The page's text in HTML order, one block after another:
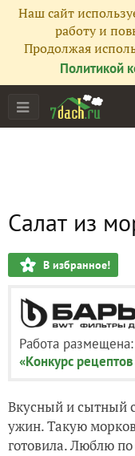
Наш сайт
работу и
Продолжая
Политикой
Салат из
В избранное!
Работа размещена:
«Конкурс
Вкусный и сытный
ужин. Такую
готовила. Люблю